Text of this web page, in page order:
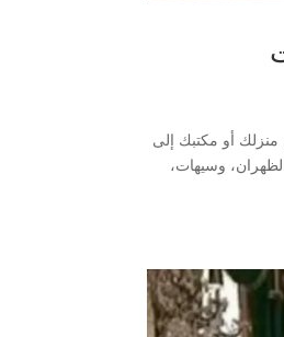
أو مكتبك إلى
وسيهات،